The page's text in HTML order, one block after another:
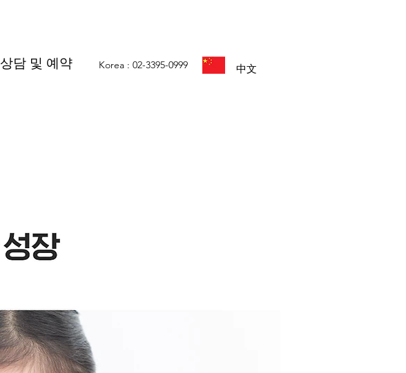
상담 및 예약 Korea : 02-3395-0999 中文